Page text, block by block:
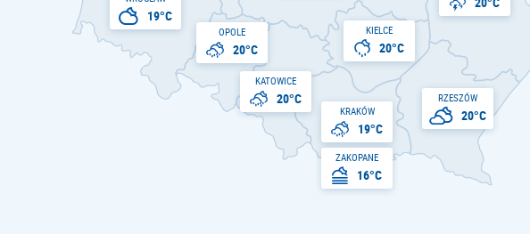
KATOWICE
20°C
KIELCE
20°C
KRAKÓW
19°C
OPOLE
20°C
RZESZÓW
20°C
19°C
ZAKOPANE
16°C